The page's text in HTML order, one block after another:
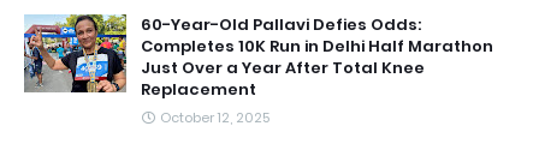
60-Year-Old Pallavi Defies Odds:
Completes 10K Run in Delhi Half Marathon
Just Over a Year After Total Knee
Replacement
October 12, 2025